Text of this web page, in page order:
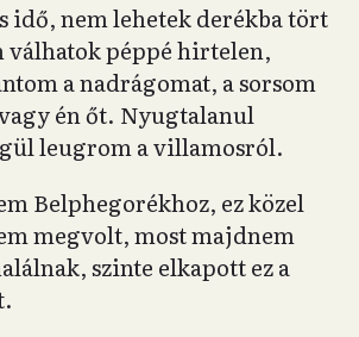
idő, nem lehetek derékba tört
válhatok péppé hirtelen,
a nadrágomat, a sorsom
én őt. Nyugtalanul
leugrom a villamosról.
Belphegorékhoz, ez közel
megvolt, most majdnem
szinte elkapott ez a